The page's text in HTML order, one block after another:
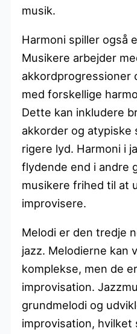
musik.
Harmoni spiller også
Musikere arbejder
akkordprogressioner
med forskellige
Dette kan inkludere
akkorder og atypiske
rigere lyd. Harmoni i
flydende end i andre
musikere frihed til at
improvisere.
Melodi er den tredje
jazz. Melodierne kan
komplekse, men de
improvisation.
grundmelodi og
improvisation, hvilket